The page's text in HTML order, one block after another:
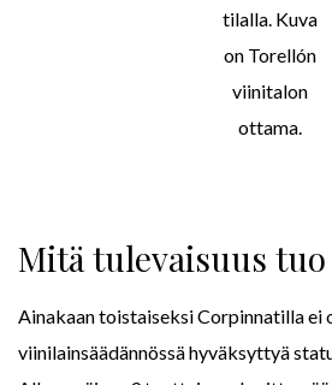
tilalla. Kuva
on Torellón
viinitalon
ottama.
Mitä tulevaisuus
Ainakaan toistaiseksi Corpinnatilla ei
viinilainsäädännössä hyväksyttyä